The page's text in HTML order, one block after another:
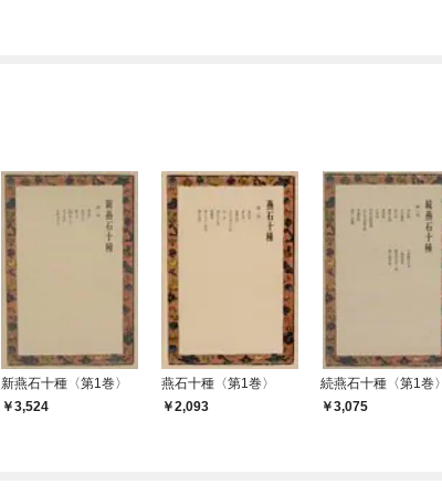
新燕石十種〈第1巻〉
3,524
燕石十種〈第1巻〉
2,093
続燕石十種〈第1巻〉
3,075